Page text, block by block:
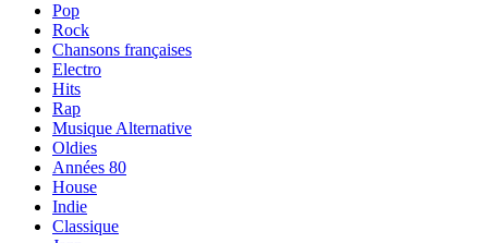
Pop
Rock
Chansons françaises
Electro
Hits
Rap
Musique Alternative
Oldies
Années 80
House
Indie
Classique